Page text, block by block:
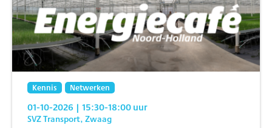
Kennis Netwerken
01-10-2026 | 15:30-18:00uur
SVZ Transport, Zwaag